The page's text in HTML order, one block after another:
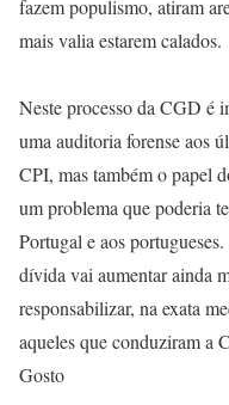
fazem populismo, atiram
mais valia estarem calados.
Neste processo da CGD é
uma auditoria forense aos
CPI, mas também o papel
um problema que poderia
Portugal e aos
dívida vai aumentar ainda
responsabilizar, na exata
aqueles que conduziram a
Gosto